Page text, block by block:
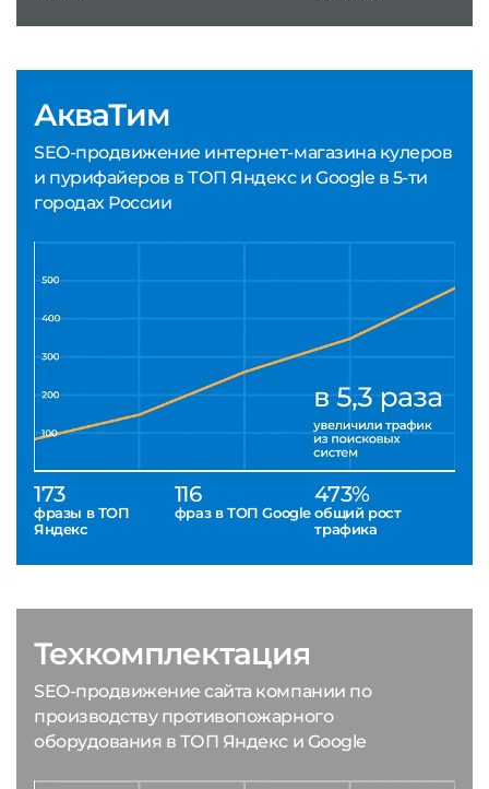
АкваТим
SEO-продвижение интернет-магазина кулеров
и пурифайеров в ТОП Яндекс и Google в 5-ти
городах России
173
фразы в ТОП
Яндекс
116
фраз в ТОП Google
473%
общий рост
трафика
Техкомплектация
SEO-продвижение сайта компании по
производству противопожарного
оборудования в ТОП Яндекс и Google